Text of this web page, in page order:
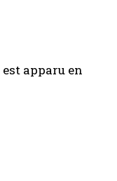
est apparu en